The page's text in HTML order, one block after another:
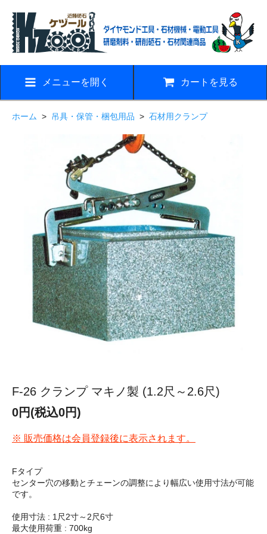
メニューを開く カートを見る
ホーム > 吊具・保管・梱包用品 > 石材用クランプ
F-26 クランプ マキノ製 (1.2尺～2.6尺)
0円(税込0円)
※ 販売価格は会員登録後に表示されます。
Fタイプ
センター穴の移動とチェーンの調整により幅広い使用寸法が可能
です。
使用寸法 : 1尺2寸～2尺6寸
最大使用荷重 : 700kg